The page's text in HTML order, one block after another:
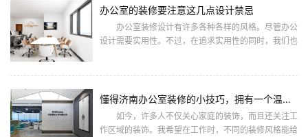
办公室的装修要注意这几点设计禁忌
办公室装修设计有许多各种各样的风格。尽管办公
设计需要实用性。不过，在追求实用性的同时，我们也
懂得济南办公室装修的小技巧，拥有一个温馨的区域
如今，许多人不仅关心家庭的装饰，而且还关注工
作区域的装饰。我希望在工作时，不同的装修风格能给